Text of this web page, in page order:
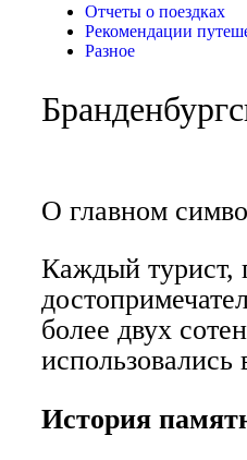
Отчеты о поездках
Рекомендации
Разное
О главном
Каждый турист,
более двух
История